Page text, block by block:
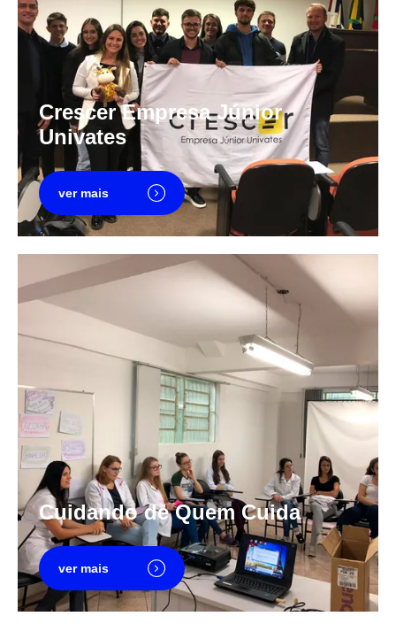
Crescer Empresa Júnior
Univates
ver mais
Cuidando de Quem Cuida
ver mais